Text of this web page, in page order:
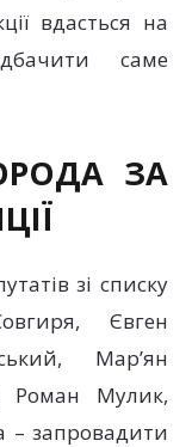
вдасться на
саме
ЗА
зі списку
Євген
Мар’ян
Роман Мулик,
– запровадити